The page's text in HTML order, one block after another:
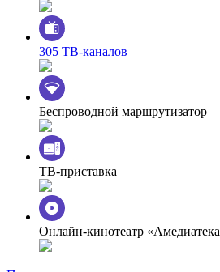
305 ТВ-каналов
Беспроводной маршрутизатор
ТВ-приставка
Онлайн-кинотеатр